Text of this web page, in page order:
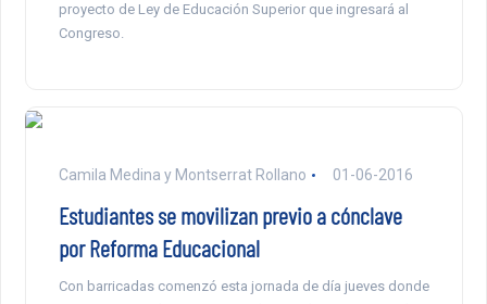
proyecto de Ley de Educación Superior que ingresará al
Congreso.
Camila Medina y Montserrat Rollano 01-06-2016
Estudiantes se movilizan previo a cónclave
por Reforma Educacional
Con barricadas comenzó esta jornada de día jueves donde